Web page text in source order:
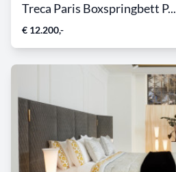
Treca Paris Boxspringbett P...
€ 12.200,-